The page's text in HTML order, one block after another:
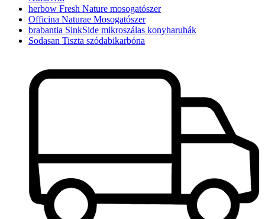
herbow Fresh Nature mosogatószer
Officina Naturae Mosogatószer
brabantia SinkSide mikroszálas konyharuhák
Sodasan Tiszta szódabikarbóna